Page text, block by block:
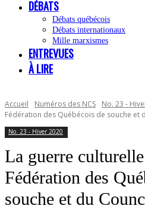
DÉBATS
Débats québécois
Débats internationaux
Mille marxismes
ENTREVUES
À LIRE
Accueil Numéros des NCS No. 23 -
Fédération des Québécois de souche et
No. 23 - Hiver 2020
La guerre
Fédération des
souche et du